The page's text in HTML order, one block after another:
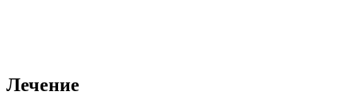
Лечение